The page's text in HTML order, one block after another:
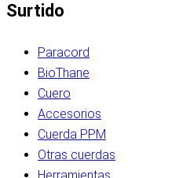
Surtido
Paracord
BioThane
Cuero
Accesorios
Cuerda PPM
Otras cuerdas